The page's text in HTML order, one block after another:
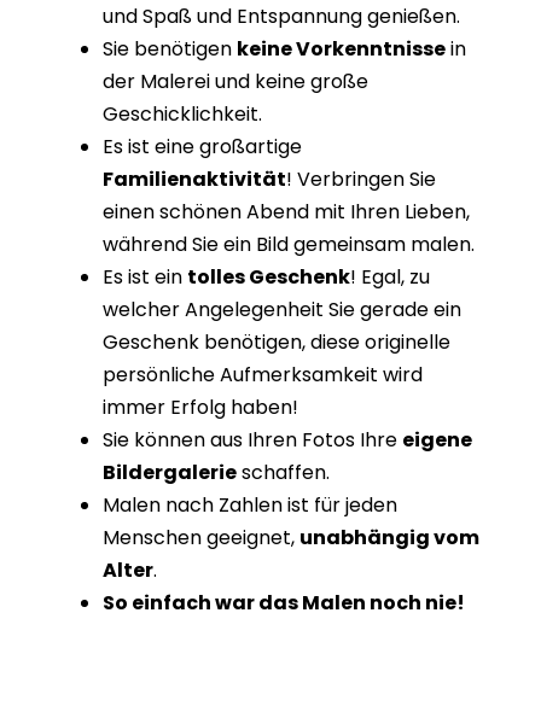
und Spaß und Entspannung genießen.
Sie benötigen keine Vorkenntnissein
der Malerei und keine große
Geschicklichkeit.
Es ist eine großartige
Familienaktivität! Verbringen Sie
einen schönen Abend mit Ihren Lieben,
während Sie ein Bild gemeinsam malen.
Es ist ein tolles Geschenk! Egal, zu
welcher Angelegenheit Sie gerade ein
Geschenk benötigen, diese originelle
persönliche Aufmerksamkeit wird
immer Erfolg haben!
Sie können aus Ihren Fotos Ihre eigene
Bildergalerieschaffen.
Malen nach Zahlen ist für jeden
Menschen geeignet, unabhängig vom
Alter.
So einfach war das Malen noch nie!